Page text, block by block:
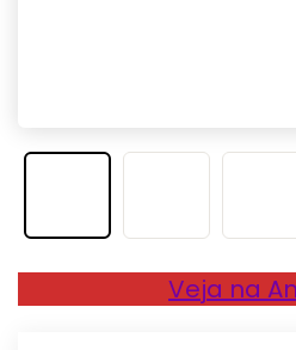
Veja na